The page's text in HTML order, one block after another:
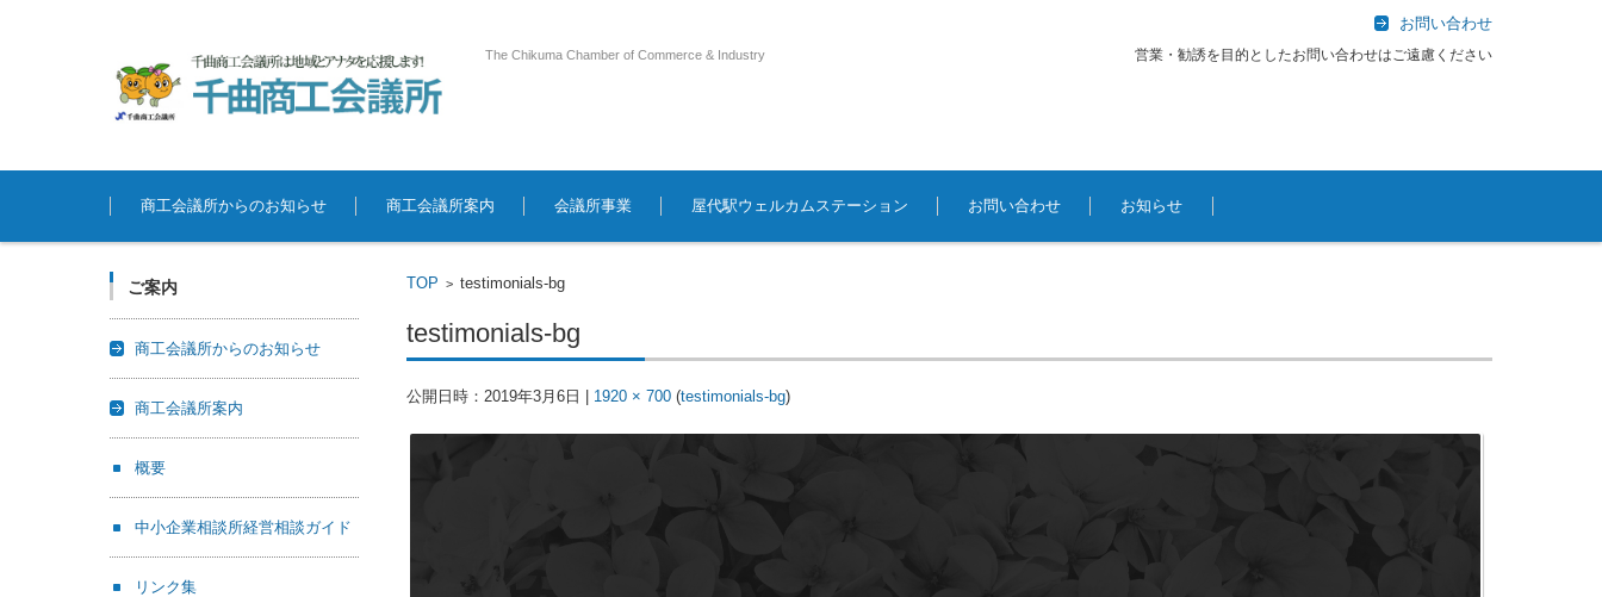
The Chikuma Chamber of Commerce & Industry
お問い合わせ
営業・勧誘を目的としたお問い合わせはご遠慮ください
コンテンツに移動
商工会議所からのお知らせ
商工会議所案内 会議所事業 屋代駅ウェルカムステーション お問い合わせ お知らせ
TOP > testimonials-bg
testimonials-bg
公開日時： 2019年3月6日 1920 × 700(testimonials-bg)
ご案内
商工会議所からのお知らせ
商工会議所案内
概要
中小企業相談所経営相談ガイド
リンク集